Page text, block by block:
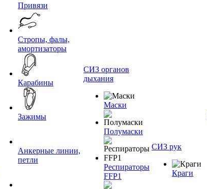
Привязи
Стропы, фалы,
амортизаторы
Карабины
Зажимы
Анкерные линии,
петли
СИЗ органов
дыхания
Маски
Полумаски
Респираторы
FFP1
СИЗ рук
Краги